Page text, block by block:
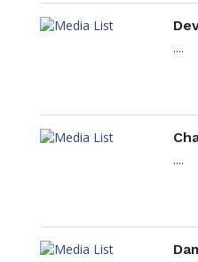
....
....